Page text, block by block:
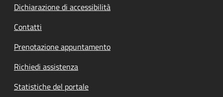
Dichiarazione di accessibilità
Contatti
Prenotazione appuntamento
Richiedi assistenza
Statistiche del portale